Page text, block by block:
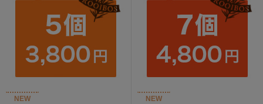
NEW NEW